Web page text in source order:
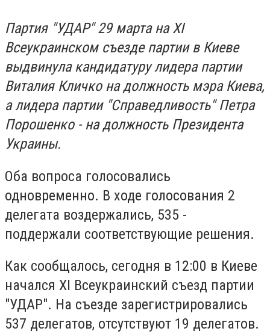
Партия "УДАР" 29 марта на XI
Всеукраинском съезде партии в Киеве
выдвинула кандидатуру лидера партии
Виталия Кличко на должность мэра Киева,
а лидера партии "Справедливость" Петра
Порошенко - на должность Президента
Украины.
Оба вопроса голосовались
одновременно. В ходе голосования 2
делегата воздержались, 535 -
поддержали соответствующие решения.
Как сообщалось, сегодня в 12:00 в Киеве
начался XI Всеукраинский съезд партии
"УДАР". На съезде зарегистрировались
537 делегатов, отсутствуют 19 делегатов.